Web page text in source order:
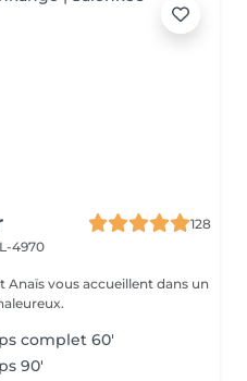
128
4970
complet 60'
90'